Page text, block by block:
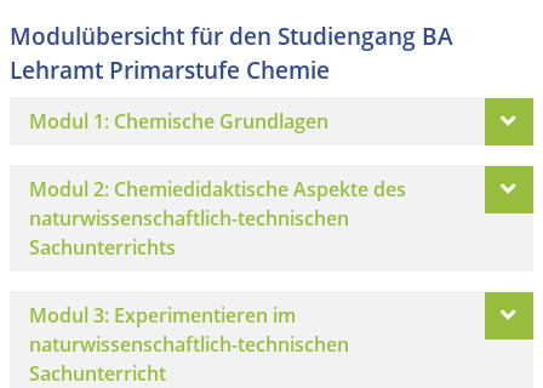
Modulübersicht für den Studiengang BA
Lehramt Primarstufe Chemie
Modul 1: Chemische Grundlagen
Modul 2: Chemiedidaktische Aspekte des
naturwissenschaftlich-technischen
Sachunterrichts
Modul 3: Experimentieren im
naturwissenschaftlich-technischen
Sachunterricht